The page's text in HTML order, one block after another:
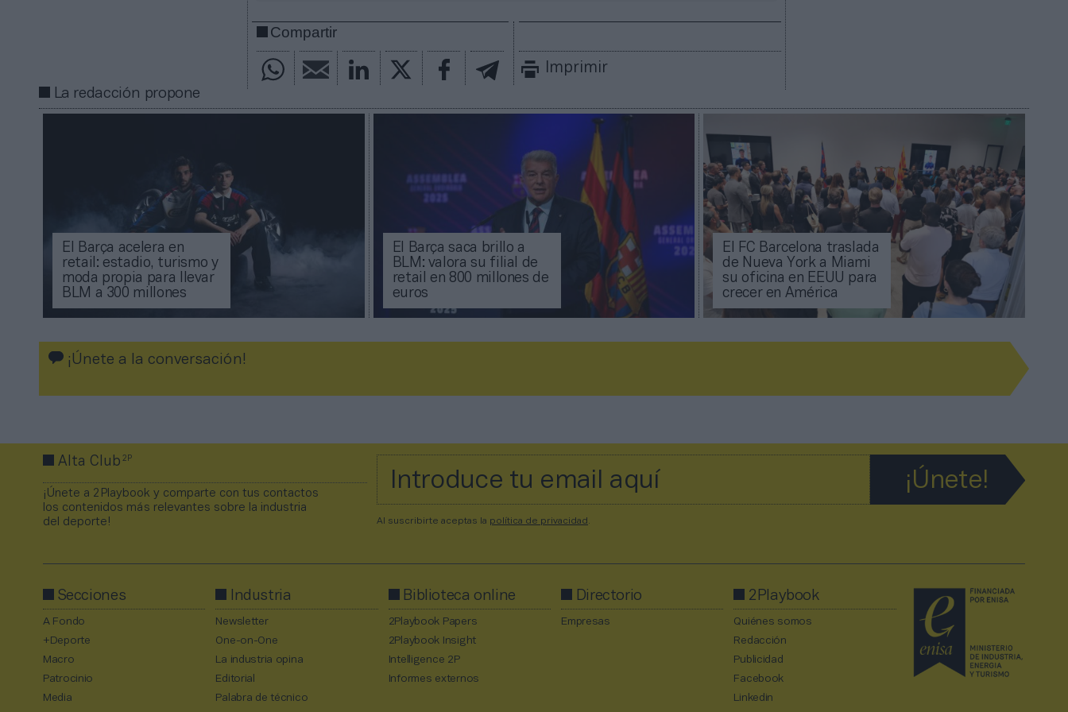
Compartir
Imprimir
La redacción propone
El Barça acelera en
retail: estadio, turismo y
moda propia para llevar
BLM a 300 millones
El Barça saca brillo a
BLM: valora su filial de
retail en 800 millones de
euros
El FC Barcelona traslada
de Nueva York a Miami
su oficina en EEUU para
crecer en América
¡Únete a la conversación!
Alta Club2P
¡Únete a 2Playbook y comparte con tus contactos
los contenidos más relevantes sobre la industria
del deporte!
Al suscribirte aceptas la política de privacidad .
Secciones
A Fondo
+Deporte
Macro
Patrocinio
Media
Industria
Newsletter
One-on-One
La industria opina
Editorial
Palabra de técnico
Biblioteca online
2Playbook Papers
2Playbook Insight
Intelligence 2P
Informes externos
Directorio
Empresas
2Playbook
Quiénes somos
Redacción
Publicidad
Facebook
Linkedin